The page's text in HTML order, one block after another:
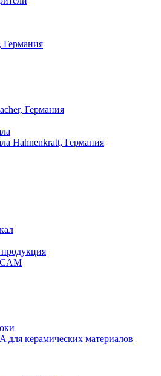
Германия
Германия
Hahnenkratt, Германия
керамических материалов